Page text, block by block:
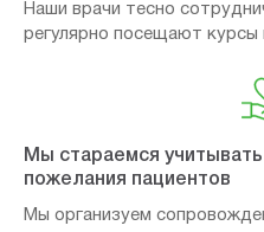
Наши врачи тесно
регулярно посещают
Мы стараемся
пожелания пациентов
Мы организуем